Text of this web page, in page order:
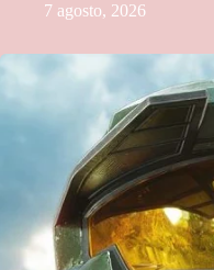
7 agosto, 2026